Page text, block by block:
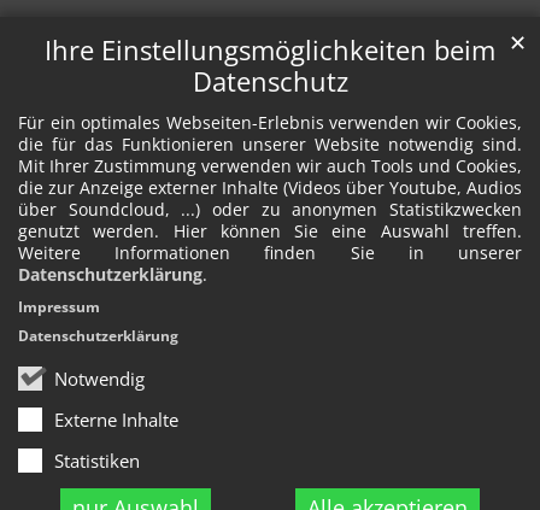
Ihre Einstellungsmöglichkeiten beim
Datenschutz
Für ein optimales Webseiten-Erlebnis verwenden wir Cookies,
die für das Funktionieren unserer Website notwendig sind.
Mit Ihrer Zustimmung verwenden wir auch Tools und Cookies,
die zur Anzeige externer Inhalte (Videos über Youtube, Audios
über Soundcloud, ...) oder zu anonymen Statistikzwecken
genutzt werden. Hier können Sie eine Auswahl treffen.
Weitere Informationen finden Sie in unserer
Datenschutzerklärung.
Notwendig
Externe Inhalte
Statistiken
✕
Impressum
Datenschutzerklärung